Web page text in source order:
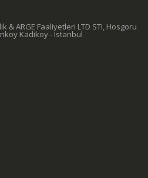
& ARGE Faaliyetleri LTD STI, Hosgoru
Kadikoy - Istanbul